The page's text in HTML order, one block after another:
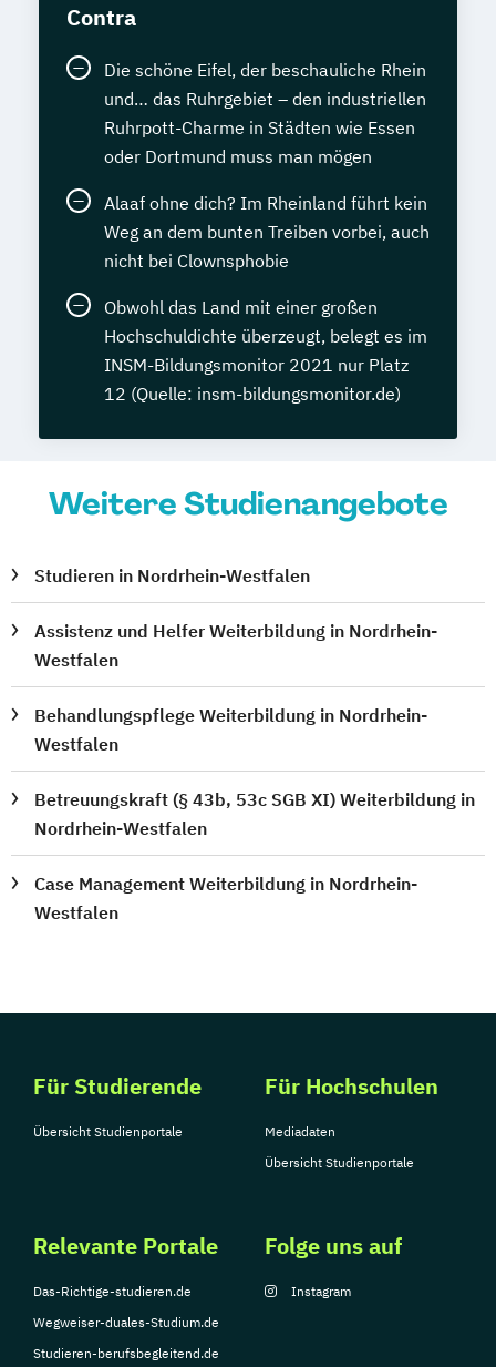
Contra
Die schöne Eifel, der beschauliche Rhein
und… das Ruhrgebiet – den industriellen
Ruhrpott-Charme in Städten wie Essen
oder Dortmund muss man mögen
Alaaf ohne dich? Im Rheinland führt kein
Weg an dem bunten Treiben vorbei, auch
nicht bei Clownsphobie
Obwohl das Land mit einer großen
Hochschuldichte überzeugt, belegt es im
INSM-Bildungsmonitor 2021 nur Platz
12 (Quelle: insm-bildungsmonitor.de)
Weitere Studienangebote
Studieren in Nordrhein-Westfalen
Assistenz und Helfer Weiterbildung in Nordrhein-
Westfalen
Behandlungspflege Weiterbildung in Nordrhein-
Westfalen
Betreuungskraft (§ 43b, 53c SGB XI) Weiterbildung in
Nordrhein-Westfalen
Case Management Weiterbildung in Nordrhein-
Westfalen
Für Studierende
Übersicht Studienportale
Für Hochschulen
Mediadaten
Übersicht Studienportale
Relevante Portale
Das-Richtige-studieren.de
Wegweiser-duales-Studium.de
Studieren-berufsbegleitend.de
Folge uns auf
Instagram